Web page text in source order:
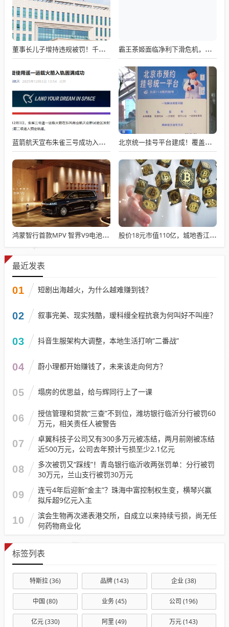
董事长儿子增持违规被罚！千红制药市值128亿，半年净赚2.58亿却踩雷信托5年 霸王茶姬面临净利下滑危机，急需策略调整与谋变
蓝箭航天宣布朱雀三号成功入轨，技术突破五大项，深入排查回收失败原因 北京统一挂号平台建成！覆盖近300家二三甲医院号源
鸿蒙智行首款MPV 智界V9电池信息曝光：WLTC最远续航223km 股价18元市值110亿，城地香江却被查出连续7季财报失真
最近发表
01 短剧出海越火，为什么越难赚到钱？
02 叙事完美、现实残酷，瑷科缦全程抗衰为何叫好不叫座？
03 抖音生服架构大调整，本地生活打响“二番战”
04 蔚小理都开始赚钱了，未来该走向何方？
05 塌房的优思益，给与辉同行上了一课
06
授信管理和贷款“三查”不到位，潍坊银行临沂分行被罚60
万元，相关责任人被警告
07
卓翼科技子公司又有300多万元被冻结，两月前刚被冻结
近500万元，公司去年预计亏损至少2.1亿元
08
多次被罚又“踩线”！青岛银行临沂收两张罚单：分行被罚
30万元，兰山支行被罚30万元
09
连亏4年后迎新“金主”？珠海中富控制权生变，横琴兴赢
拟斥超9亿元入主
10
滨会生物再次递表港交所，自成立以来持续亏损，尚无任
何药物商业化
标签列表
特斯拉(36) 品牌(143) 企业(38)
中国 (80) 业务(45) 公司 (196)
亿元(330) 阿里 (49) 万元(143)